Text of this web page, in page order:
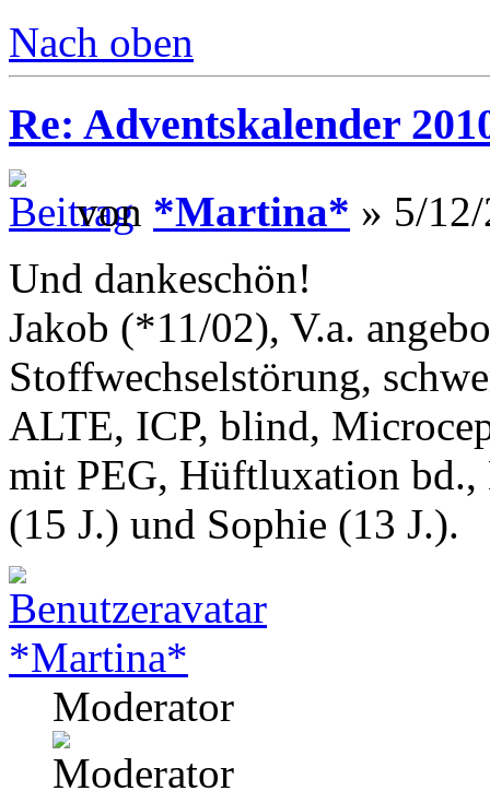
Nach oben
Re: Adventskalender
von *Martina* » 5/
Und dankeschön!
Jakob (*11/02), V.a.
Stoffwechselstörung,
ALTE, ICP, blind,
mit PEG, Hüftluxation bd.,
(15 J.) und Sophie (13 J.).
*Martina*
Moderator